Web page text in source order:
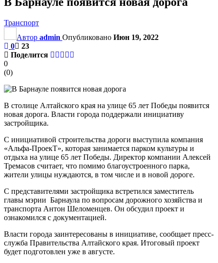
Транспорт
Автор admin Опубликовано Июн 19, 2022
0
23
Поделится
0
(0)
В столице Алтайского края на улице 65 лет Победы появится
новая дорога. Власти города поддержали инициативу
застройщика.
С инициативой строительства дороги выступила компания
«Альфа-ПроекТ», которая занимается парком культуры и
отдыха на улице 65 лет Победы. Директор компании Алексей
Тремасов считает, что помимо благоустроенного парка,
жители улицы нуждаются, в том числе и в новой дороге.
С представителями застройщика встретился заместитель
главы мэрии Барнаула по вопросам дорожного хозяйства и
транспорта Антон Шеломенцев. Он обсудил проект и
ознакомился с документацией.
Власти города заинтересованы в инициативе, сообщает пресс-
служба Правительства Алтайского края. Итоговый проект
будет подготовлен уже в августе.